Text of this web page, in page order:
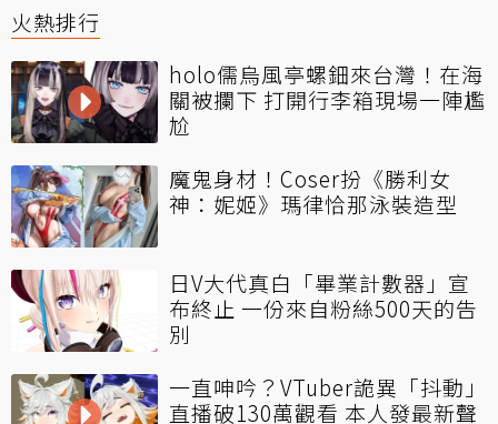
火熱排行
holo儒烏風亭螺鈿來台灣！在海
關被攔下 打開行李箱現場一陣尷
尬
魔鬼身材！Coser扮《勝利女
神：妮姬》瑪律恰那泳裝造型
日V大代真白「畢業計數器」宣
布終止 一份來自粉絲500天的告
別
一直呻吟？VTuber詭異「抖動」
直播破130萬觀看 本人發最新聲